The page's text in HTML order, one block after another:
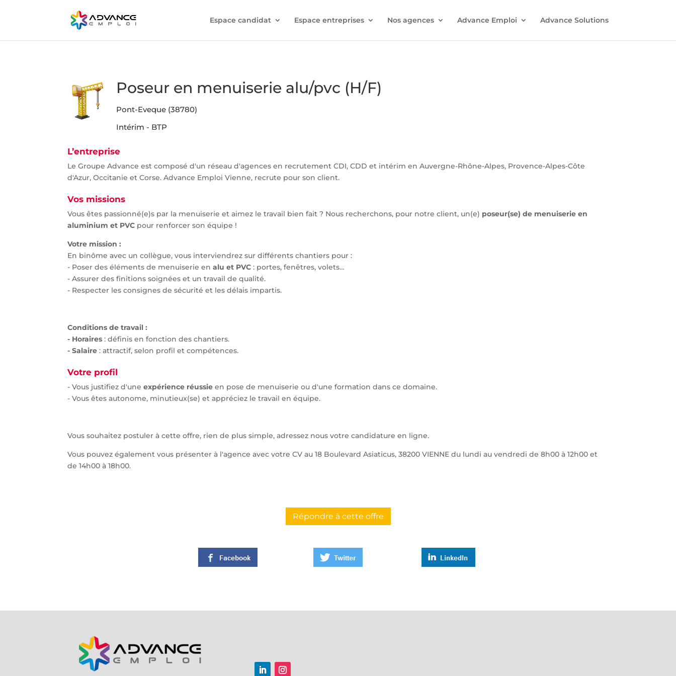
Espace candidat Espace entreprises Nos agences Advance Emploi Advance Solutions
Poseur en menuiserie alu/pvc (H/F)
Pont-Eveque (38780)
Intérim - BTP
L’entreprise
Le Groupe Advance est composé d'un réseau d'agences en recrutement CDI, CDD et intérim en Auvergne-Rhône-Alpes, Provence-Alpes-Côte
d'Azur, Occitanie et Corse. Advance Emploi Vienne, recrute pour son client.
Vos missions
Vous êtes passionné(e)s par la menuiserie et aimez le travail bien fait ? Nous recherchons, pour notre client, un(e) poseur(se) de menuiserie en
aluminium et PVC pour renforcer son équipe !
Votre mission :
En binôme avec un collègue, vous interviendrez sur différents chantiers pour :
- Poser des éléments de menuiserie enalu et PVC : portes, fenêtres, volets…
- Assurer des finitions soignées et un travail de qualité.
- Respecter les consignes de sécurité et les délais impartis.
Conditions de travail :
- Horaires : définis en fonction des chantiers.
- Salaire : attractif, selon profil et compétences.
Votre profil
- Vous justifiez d'uneexpérience réussie en pose de menuiserie ou d'une formation dans ce domaine.
- Vous êtes autonome, minutieux(se) et appréciez le travail en équipe.
Vous souhaitez postuler à cette offre, rien de plus simple, adressez nous votre candidature en ligne.
Vous pouvez également vous présenter à l'agence avec votre CV au 18 Boulevard Asiaticus, 38200 VIENNE du lundi au vendredi de 8h00 à 12h00 et
de 14h00 à 18h00.
Répondre à cette offre